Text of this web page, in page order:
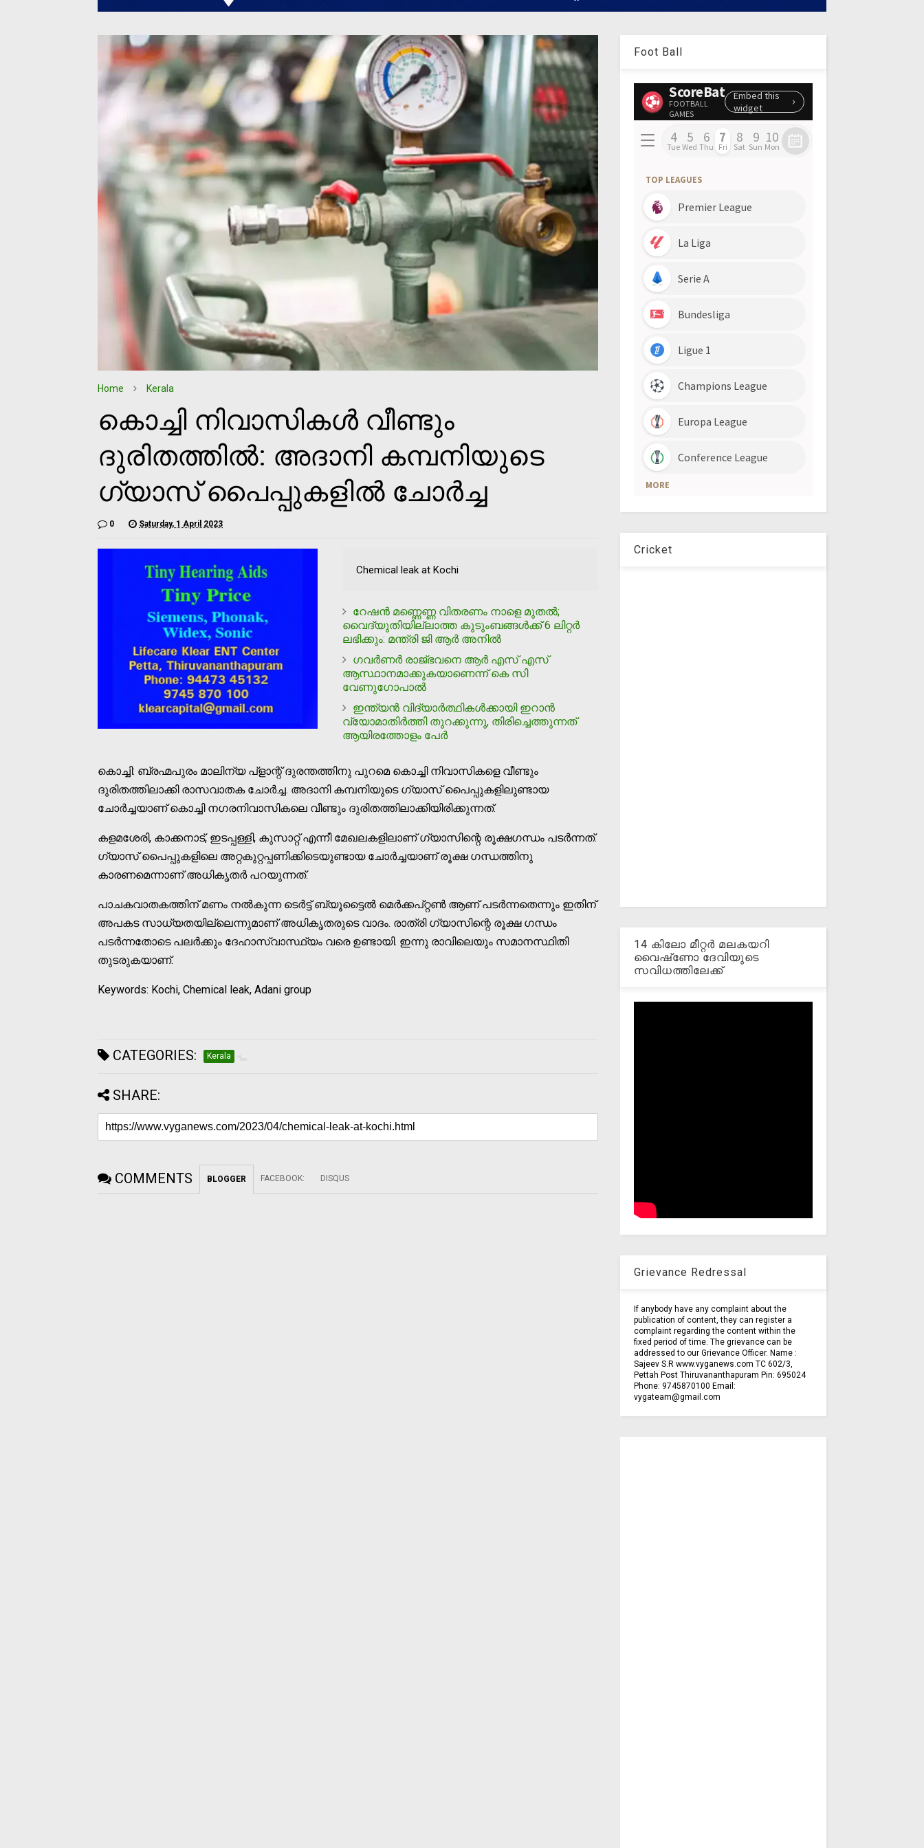
Home Kerala
കൊച്ചി നിവാസികള്‍ വീണ്ടും
ദുരിതത്തില്‍: അദാനി കമ്പനിയുടെ
ഗ്യാസ് പൈപ്പുകളില്‍ ചോര്‍ച്ച
0 Saturday, 1 April 2023
Chemical leak at Kochi
റേഷൻ മണ്ണെണ്ണ വിതരണം നാളെ മുതൽ;
വൈദ്യുതിയില്ലാത്ത കുടുംബങ്ങൾക്ക് 6 ലിറ്റർ
ലഭിക്കും: മന്ത്രി ജി ആർ അനിൽ
ഗവർണർ രാജ്ഭവനെ ആർ എസ് എസ്
ആസ്ഥാനമാക്കുകയാണെന്ന് കെ സി
വേണുഗോപാൽ
ഇന്ത്യന്‍ വിദ്യാര്‍ത്ഥികള്‍ക്കായി ഇറാന്‍
വ്യോമാതിര്‍ത്തി തുറക്കുന്നു, തിരിച്ചെത്തുന്നത്
ആയിരത്തോളം പേര്‍
കൊച്ചി: ബ്രഹ്മപുരം മാലിന്യ പ്‌ളാന്റ് ദുരന്തത്തിനു പുറമെ കൊച്ചി നിവാസികളെ വീണ്ടും
ദുരിതത്തിലാക്കി രാസവാതക ചോര്‍ച്ച. അദാനി കമ്പനിയുടെ ഗ്യാസ് പൈപ്പുകളിലുണ്ടായ
ചോര്‍ച്ചയാണ് കൊച്ചി നഗരനിവാസികലെ വീണ്ടും ദുരിതത്തിലാക്കിയിരിക്കുന്നത്.
കളമശേരി, കാക്കനാട്, ഇടപ്പള്ളി, കുസാറ്റ് എന്നീ മേഖലകളിലാണ് ഗ്യാസിന്റെ രൂക്ഷഗന്ധം പടര്‍ന്നത്.
ഗ്യാസ് പൈപ്പുകളിലെ അറ്റകുറ്റപ്പണിക്കിടെയുണ്ടായ ചോര്‍ച്ചയാണ് രൂക്ഷ ഗന്ധത്തിനു
കാരണമെന്നാണ് അധികൃതര്‍ പറയുന്നത്.
പാചകവാതകത്തിന് മണം നല്‍കുന്ന ടെര്‍ട്ട് ബ്യൂട്ടൈല്‍ മെര്‍ക്കപ്റ്റണ്‍ ആണ് പടര്‍ന്നതെന്നും ഇതിന്
അപകട സാധ്യതയില്ലെന്നുമാണ് അധികൃതരുടെ വാദം. രാത്രി ഗ്യാസിന്റെ രൂക്ഷ ഗന്ധം
പടര്‍ന്നതോടെ പലര്‍ക്കും ദേഹാസ്വാസ്ഥ്യം വരെ ഉണ്ടായി. ഇന്നു രാവിലെയും സമാനസ്ഥിതി
തുടരുകയാണ്.
Keywords: Kochi, Chemical leak, Adani group
CATEGORIES: Kerala
SHARE:
COMMENTS BLOGGER FACEBOOK: DISQUS
Foot Ball
Cricket
14 കിലോ മീറ്റര്‍ മലകയറി
വൈഷ്‌ണോ ദേവിയുടെ
സവിധത്തിലേക്ക്
Grievance Redressal
If anybody have any complaint about the
publication of content, they can register a
complaint regarding the content within the
fixed period of time. The grievance can be
addressed to our Grievance Officer. Name :
Sajeev S.R www.vyganews.com TC 602/3,
Pettah Post Thiruvananthapuram Pin: 695024
Phone: 9745870100 Email:
vygateam@gmail.com